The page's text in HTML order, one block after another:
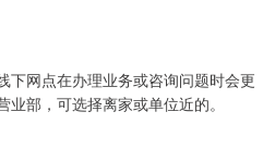
下网点在办理业务或咨询问题时会更
部，可选择离家或单位近的。